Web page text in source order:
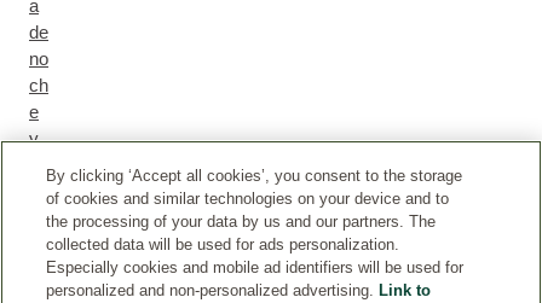
a
de
no
ch
e
y
ap
ort
un
cu
By clicking ‘Accept all cookies’, you consent to the storage
of cookies and similar technologies on your device and to
the processing of your data by us and our partners. The
collected data will be used for ads personalization.
Especially cookies and mobile ad identifiers will be used for
personalized and non-personalized advertising. Link to